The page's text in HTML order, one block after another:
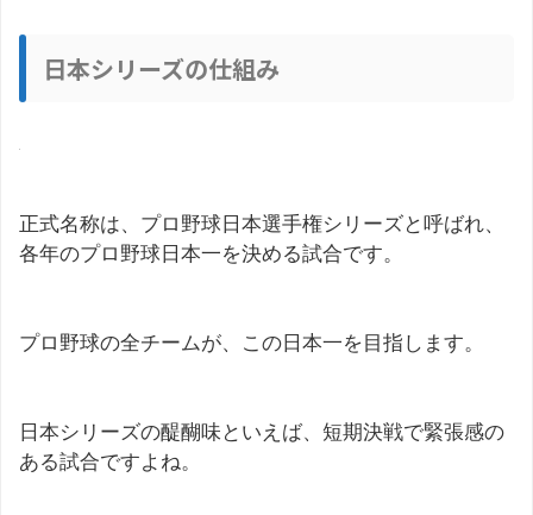
日本シリーズの仕組み
正式名称は、プロ野球日本選手権シリーズと呼ばれ、
各年のプロ野球日本一を決める試合です。
プロ野球の全チームが、この日本一を目指します。
日本シリーズの醍醐味といえば、短期決戦で緊張感の
ある試合ですよね。